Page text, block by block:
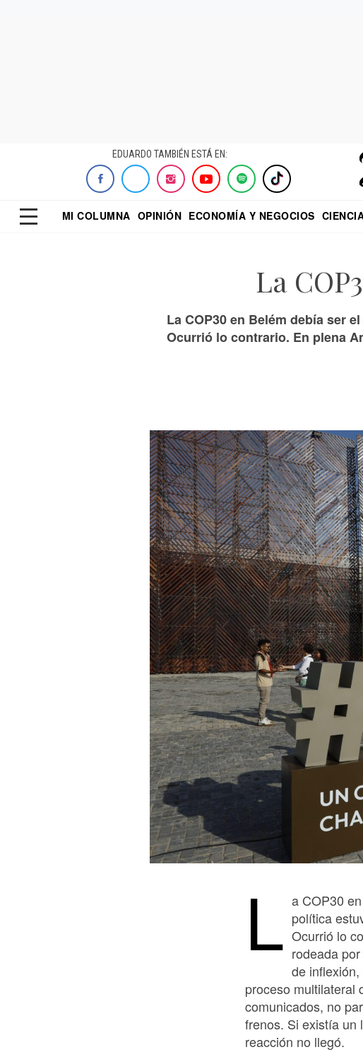
EDUARDO TAMBIÉN ESTÁ EN:
MI COLUMNA OPINIÓN ECONOMÍA Y NEGOCIOS
La
La COP30 en Belém debía ser
Ocurrió lo contrario. En plena
L a COP30
política
Ocurrió lo
rodeada
de
proceso multilateral
comunicados, no
frenos. Si existía un
reacción no llegó.